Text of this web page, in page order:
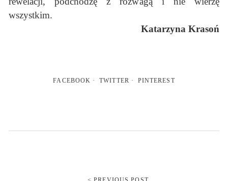
wszystkim.
Katarzyna Krasoń
FACEBOOK TWITTER PINTEREST